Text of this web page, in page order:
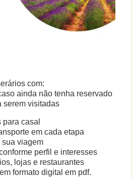
com:
ainda não tenha reservado
serem visitadas
casal
em cada etapa
sua viagem
perfil e interesses
lojas e restaurantes
formato digital em pdf.